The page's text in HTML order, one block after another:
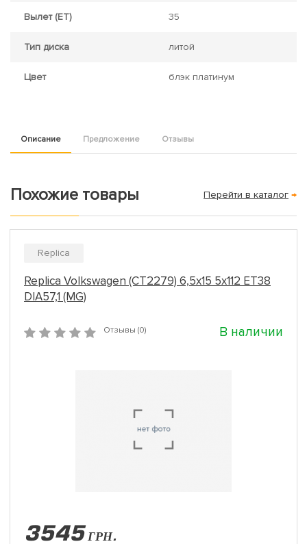
Вылет (ET) 35
Тип диска литой
Цвет блэк платинум
Описание Предложение Отзывы
Похожие товары Перейти в каталог →
Replica
Replica Volkswagen (CT2279) 6,5x15 5x112 ET38
DIA57,1 (MG)
Отзывы (0) В наличии
3545 ГРН.